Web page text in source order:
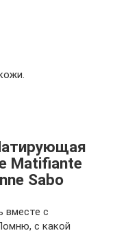
Matifiante
Sabo
вместе с
с какой